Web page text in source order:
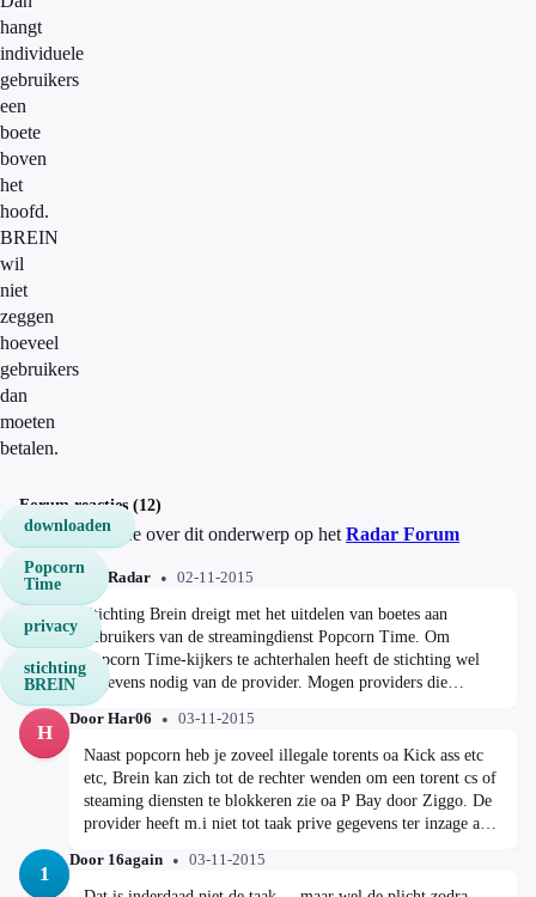
hangt
individuele
gebruikers
een
boete
boven
het
hoofd.
BREIN
wil
niet
zeggen
hoeveel
gebruikers
dan
moeten
betalen.
downloaden
Popcorn
Time
privacy
stichting
BREIN
Forum reacties (12)
Discussieer mee over dit onderwerp op het Radar Forum
R
Door Radar 02-11-2015
Stichting Brein dreigt met het uitdelen van boetes aan
gebruikers van de streamingdienst Popcorn Time. Om
Popcorn Time-kijkers te achterhalen heeft de stichting wel
gegevens nodig van de provider. Mogen providers die
informatie zomaar geven? En hoe groot is de kans dat
gebruikers daadwerkelijk een boete krijgen? Lees meer:
http://www.radartv.nl/uitzending/archief/detail/aflevering/02-
11-2015/popcorn-time/ Maandag 2 november in Radar om
20:30 uur op NPO 1.
H
Door Har06 03-11-2015
Naast popcorn heb je zoveel illegale torents oa Kick ass etc
etc, Brein kan zich tot de rechter wenden om een torent cs of
steaming diensten te blokkeren zie oa P Bay door Ziggo. De
provider heeft m.i niet tot taak prive gegevens ter inzage aan
1
Door 16again 03-11-2015